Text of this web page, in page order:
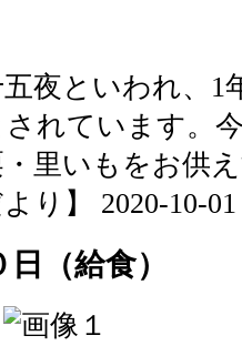
夜といわれ、1
されています。
・里いもをお供
より】 2020-10-
日（給食）